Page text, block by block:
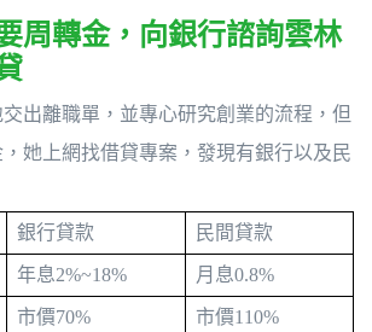
周轉金，向銀行諮詢雲林
出離職單，並專心研究創業的流程，但
她上網找借貸專案，發現有銀行以及民
銀行貸款
民間貸款
年息2%~18% 月息0.8%
市價70% 市價110%